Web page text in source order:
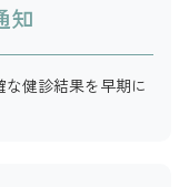
知
健診結果を早期に